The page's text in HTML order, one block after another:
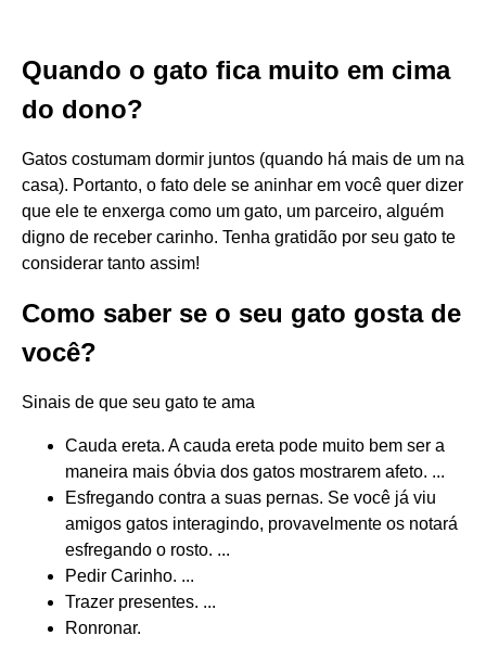
Quando o gato fica muito em cima
do dono?
Gatos costumam dormir juntos (quando há mais de um na
casa). Portanto, o fato dele se aninhar em você quer dizer
que ele te enxerga como um gato, um parceiro, alguém
digno de receber carinho. Tenha gratidão por seu gato te
considerar tanto assim!
Como saber se o seu gato gosta de
você?
Sinais de que seu gato te ama
Cauda ereta. A cauda ereta pode muito bem ser a
maneira mais óbvia dos gatos mostrarem afeto. ...
Esfregando contra a suas pernas. Se você já viu
amigos gatos interagindo, provavelmente os notará
esfregando o rosto. ...
Pedir Carinho. ...
Trazer presentes. ...
Ronronar.